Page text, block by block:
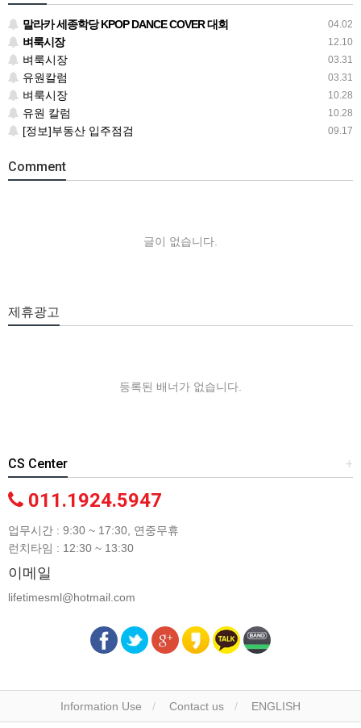
04.02
말라카 세종학당 KPOP DANCE COVER 대회
12.10
벼룩시장
03.31
벼룩시장
03.31
유원칼럼
10.28
벼룩시장
10.28
유원 칼럼
09.17
[정보]부동산 입주점검
Comment
글이 없습니다.
제휴광고
등록된 배너가 없습니다.
+
CS Center
011.1924.5947
업무시간 : 9:30 ~ 17:30, 연중무휴
런치타임 : 12:30 ~ 13:30
이메일
lifetimesml@hotmail.com
Information Use Contact us ENGLISH